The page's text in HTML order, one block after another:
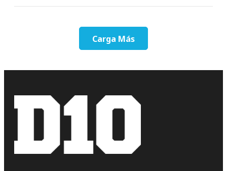
Carga Más